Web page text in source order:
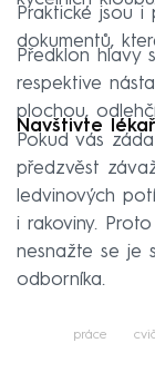
Praktické jsou
dokumentů,
Předklon hlavy
respektive
plochou,
Navštivte
Pokud vás
předzvěst
ledvinových
i rakoviny.
nesnažte se je
odborníka.
práce